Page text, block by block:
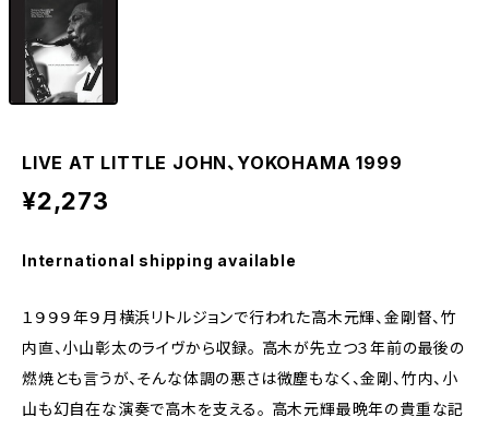
LIVE AT LITTLE JOHN、YOKOHAMA 1999
¥2,273
International shipping available
１９９９年９月横浜リトルジョンで行われた高木元輝、金剛督、竹
内直、小山彰太のライヴから収録。 高木が先立つ３年前の最後の
燃焼とも言うが、そんな体調の悪さは微塵もなく、金剛、竹内、小
山も幻自在な演奏で高木を支える。 高木元輝最晩年の貴重な記